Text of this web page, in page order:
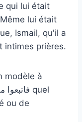
qui lui était
lui était
Ismail, qu'il a
intimes prières.
modèle à
ou de